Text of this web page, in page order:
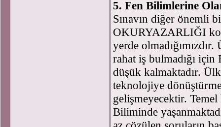
5. Fen Bilimlerine
Sınavın diğer önemli
OKURYAZARLIĞI
yerde
rahat iş bulmadığı
düşük kalmaktadır.
teknolojiye
gelişmeyecektir.
Biliminde